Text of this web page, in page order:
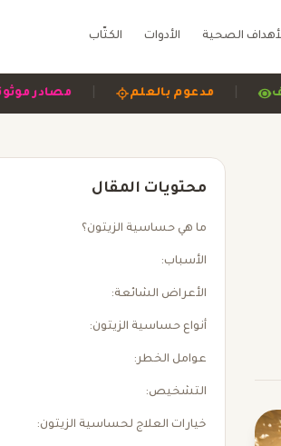
الصحية الأدوات الكتّاب
| مدعوم بالعلم | وشفاف
محتويات المقال
ما هي حساسية الزيتون؟
الأسباب:
الأعراض الشائعة:
أنواع حساسية الزيتون:
عوامل الخطر:
التشخيص:
خيارات العلاج لحساسية الزيتون: